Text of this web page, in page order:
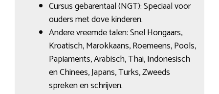
Cursus gebarentaal (NGT): Speciaal voor
ouders met dove kinderen.
Andere vreemde talen: Snel Hongaars,
Kroatisch, Marokkaans, Roemeens, Pools,
Papiaments, Arabisch, Thai, Indonesisch
en Chinees, Japans, Turks, Zweeds
spreken en schrijven.